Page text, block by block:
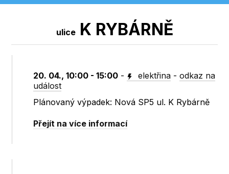
uliceK RYBÁRNĚ
20. 04., 10:00 - 15:00 - elektřina -odkaz na
událost
Plánovaný výpadek: Nová SP5 ul. K Rybárně
Přejít na více informací